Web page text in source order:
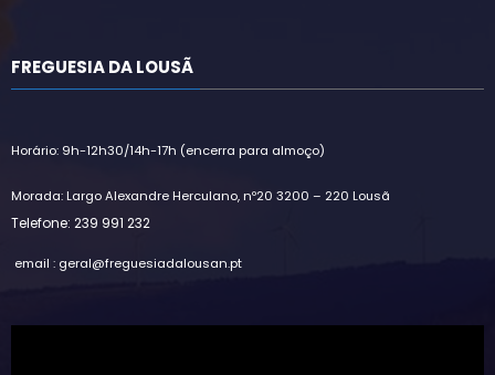
FREGUESIA DA LOUSÃ
Horário: 9h-12h30/14h-17h (encerra para almoço)
Morada: Largo Alexandre Herculano, nº20 3200 – 220 Lousã
Telefone: 239 991 232
email : geral@freguesiadalousan.pt